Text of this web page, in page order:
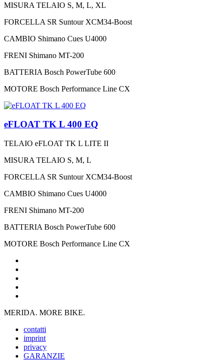
MISURA TELAIO S, M, L, XL
FORCELLA SR Suntour XCM34-Boost
CAMBIO Shimano Cues U4000
FRENI Shimano MT-200
BATTERIA Bosch PowerTube 600
MOTORE Bosch Performance Line CX
eFLOAT TK L 400 EQ
TELAIO eFLOAT TK L LITE II
MISURA TELAIO S, M, L
FORCELLA SR Suntour XCM34-Boost
CAMBIO Shimano Cues U4000
FRENI Shimano MT-200
BATTERIA Bosch PowerTube 600
MOTORE Bosch Performance Line CX
MERIDA. MORE BIKE.
contatti
imprint
privacy
GARANZIE